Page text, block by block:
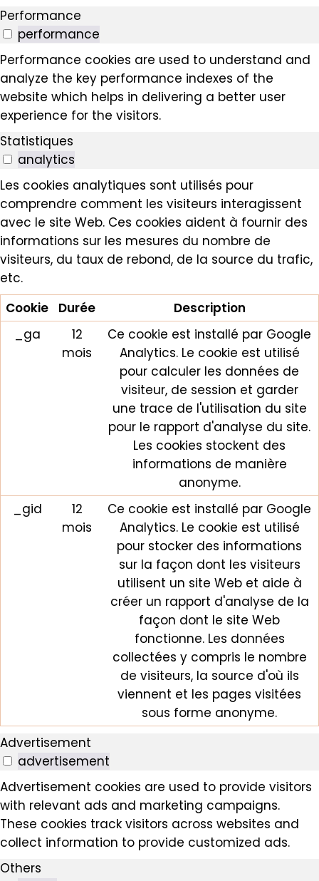
Performance
performance
Performance cookies are used to understand and
analyze the key performance indexes of the
website which helps in delivering a better user
experience for the visitors.
Statistiques
analytics
Les cookies analytiques sont utilisés pour
comprendre comment les visiteurs interagissent
avec le site Web. Ces cookies aident à fournir des
informations sur les mesures du nombre de
visiteurs, du taux de rebond, de la source du trafic,
etc.
Cookie
Durée
Description
_ga
12
mois
Ce cookie est installé par Google
Analytics. Le cookie est utilisé
pour calculer les données de
visiteur, de session et garder
une trace de l'utilisation du site
pour le rapport d'analyse du site.
Les cookies stockent des
informations de manière
anonyme.
_gid
12
mois
Ce cookie est installé par Google
Analytics. Le cookie est utilisé
pour stocker des informations
sur la façon dont les visiteurs
utilisent un site Web et aide à
créer un rapport d'analyse de la
façon dont le site Web
fonctionne. Les données
collectées y compris le nombre
de visiteurs, la source d'où ils
viennent et les pages visitées
sous forme anonyme.
Advertisement
advertisement
Advertisement cookies are used to provide visitors
with relevant ads and marketing campaigns.
These cookies track visitors across websites and
collect information to provide customized ads.
Others